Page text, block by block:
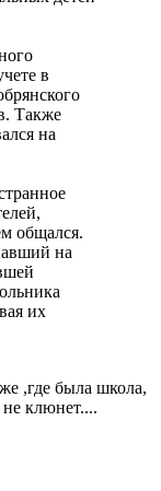
в
Также
на
общался.
на
их
,где была школа,
клюнет....